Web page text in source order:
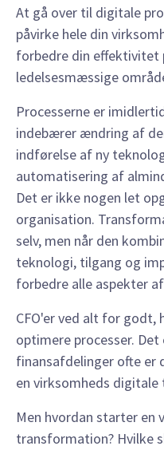
At gå over til digitale
påvirke hele din
forbedre din effektivitet
ledelsesmæssige
Processerne er
indebærer ændring af
indførelse af ny
automatisering af
Det er ikke nogen let
organisation.
selv, men når den
teknologi, tilgang og
forbedre alle aspekter
CFO'er ved alt for
optimere processer.
finansafdelinger ofte er
en virksomheds
Men hvordan starter en
transformation? Hvilke